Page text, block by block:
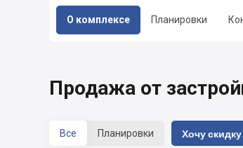
О комплексе Планировки
Продажа от
Все Планировки Хочу